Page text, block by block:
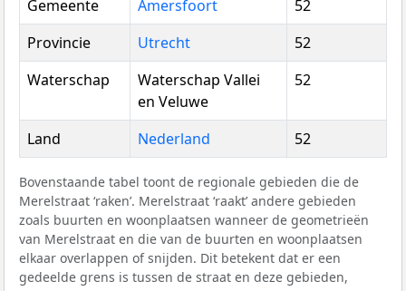
Gemeente
Amersfoort
52
Provincie
Utrecht
52
Waterschap
Waterschap Vallei
en Veluwe
52
Land Nederland 52
Bovenstaande tabel toont de regionale gebieden die de
Merelstraat ‘raken’. Merelstraat ‘raakt’ andere gebieden
zoals buurten en woonplaatsen wanneer de geometrieën
van Merelstraat en die van de buurten en woonplaatsen
elkaar overlappen of snijden. Dit betekent dat er een
gedeelde grens is tussen de straat en deze gebieden,